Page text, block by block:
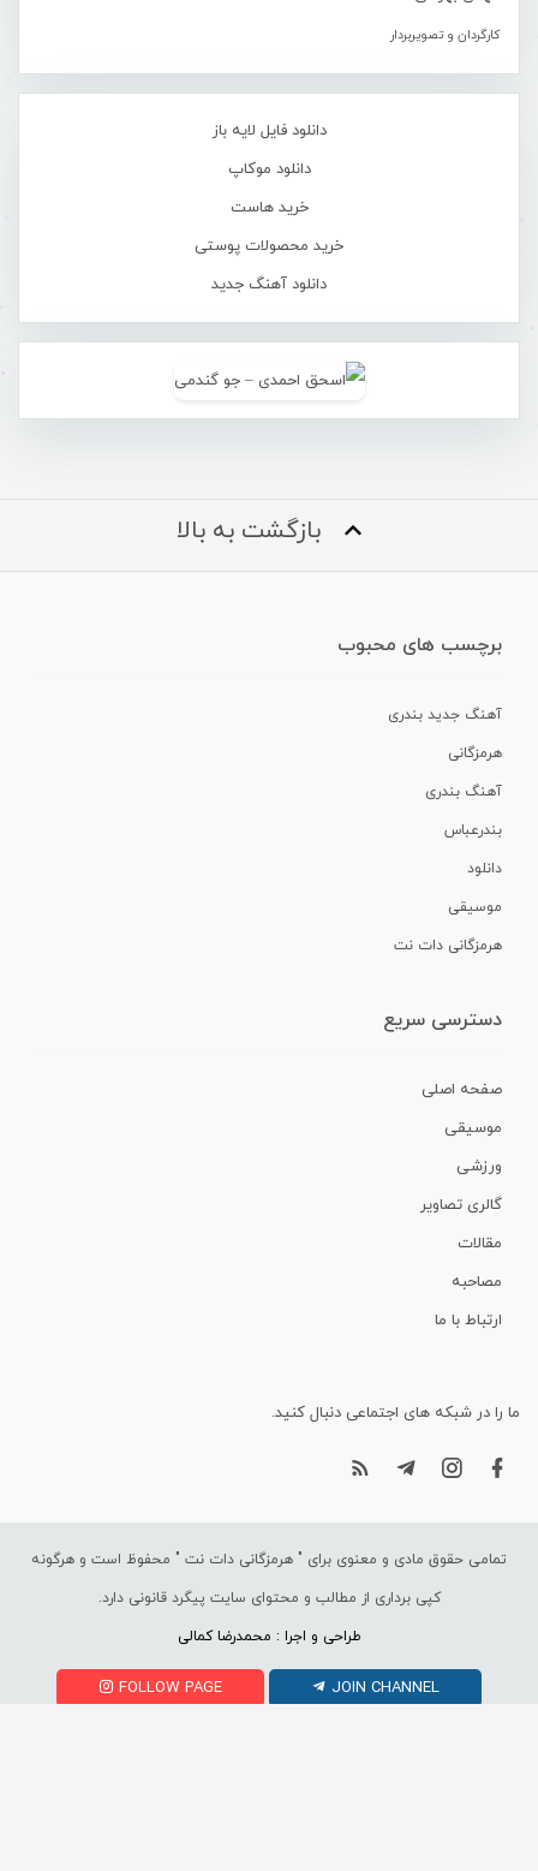
کارگردان و تصویربردار
دانلود فایل لایه باز
دانلود موکاپ
خرید هاست
خرید محصولات پوستی
دانلود آهنگ جدید
بازگشت به بالا
برچسب های محبوب
آهنگ جدید بندری
هرمزگانی
آهنگ بندری
بندرعباس
دانلود
موسیقی
هرمزگانی دات نت
دسترسی سریع
صفحه اصلی
موسیقی
ورزشی
گالری تصاویر
مقالات
مصاحبه
ارتباط با ما
ما را در شبکه های اجتماعی دنبال کنید.
تمامی حقوق مادی و معنوی برای " هرمزگانی دات نت " محفوظ است و هرگونه
کپی برداری از مطالب و محتوای سایت پیگرد قانونی دارد.
طراحی و اجرا : محمدرضا کمالی
FOLLOW PAGE JOIN CHANNEL